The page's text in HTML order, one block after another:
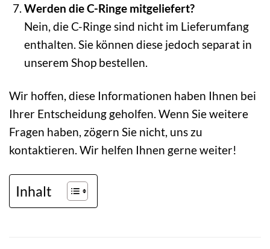
Werden die C-Ringe mitgeliefert?
Nein, die C-Ringe sind nicht im Lieferumfang
enthalten. Sie können diese jedoch separat in
unserem Shop bestellen.
Wir hoffen, diese Informationen haben Ihnen bei
Ihrer Entscheidung geholfen. Wenn Sie weitere
Fragen haben, zögern Sie nicht, uns zu
kontaktieren. Wir helfen Ihnen gerne weiter!
Inhalt